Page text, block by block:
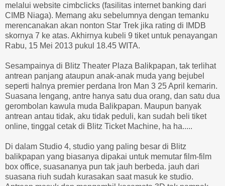
melalui website cimbclicks (fasilitas internet banking dari
CIMB Niaga). Memang aku sebelumnya dengan temanku
merencanakan akan nonton Star Trek jika rating di IMDB
skornya 7 ke atas. Akhirnya kubeli 9 tiket untuk penayangan
Rabu, 15 Mei 2013 pukul 18.45 WITA.
Sesampainya di Blitz Theater Plaza Balikpapan, tak terlihat
antrean panjang ataupun anak-anak muda yang bejubel
seperti halnya premier perdana Iron Man 3 25 April kemarin.
Suasana lengang, antre hanya satu dua orang, dan satu dua
gerombolan kawula muda Balikpapan. Maupun banyak
antrean antau tidak, aku tidak peduli, kan sudah beli tiket
online, tinggal cetak di Blitz Ticket Machine, ha ha.....
Di dalam Studio 4, studio yang paling besar di Blitz
balikpapan yang biasanya dipakai untuk memutar film-film
box office, suasananya pun tak jauh berbeda. jauh dari
suasana riuh sudah kurasakan saat masuk ke studio.